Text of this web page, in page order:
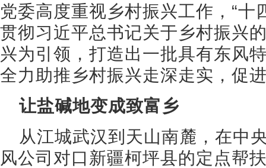
党委高度重视乡村振兴工作，“十
贯彻习近平总书记关于乡村振兴
兴为引领，打造出一批具有东风
全力助推乡村振兴走深走实，促
让盐碱地变成致富乡
从江城武汉到天山南麓，在中
风公司对口新疆柯坪县的定点帮